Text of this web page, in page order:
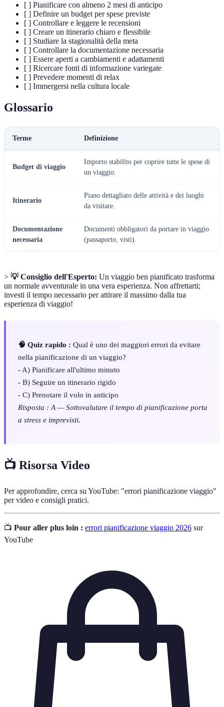
[ ] Pianificare con almeno 2 mesi di anticipo
[ ] Definire un budget per spese previste
[ ] Controllare e leggere le recensioni
[ ] Creare un itinerario chiaro e flessibile
[ ] Studiare la stagionalità della meta
[ ] Controllare la documentazione necessaria
[ ] Essere aperti a cambiamenti e adattamenti
[ ] Ricercare fonti di informazione variegate
[ ] Prevedere momenti di relax
[ ] Immergersi nella cultura locale
Glossario
Terme Definizione
Budget di viaggio
Importo stabilito per coprire tutte le spese di
un viaggio.
Itinerario
Piano dettagliato delle attività e dei luoghi
da visitare.
Documentazione
necessaria
Documenti obbligatori da portare in viaggio
(passaporto, visti).
> 💡 Consiglio dell'Esperto: Un viaggio ben pianificato trasforma
un normale avventurale in una vera esperienza. Non affrettarti;
investi il tempo necessario per attirare il massimo dalla tua
esperienza di viaggio!
🧠 Quiz rapido : Qual è uno dei maggiori errori da evitare
nella pianificazione di un viaggio?
- A) Pianificare all'ultimo minuto
- B) Seguire un itinerario rigido
- C) Prenotare il volo in anticipo
Risposta : A — Sottovalutare il tempo di pianificazione porta
a stress e imprevisti.
📺 Risorsa Video
Per approfondire, cerca su YouTube: "errori pianificazione viaggio"
per video e consigli pratici.
📺 Pour aller plus loin : errori pianificazione viaggio 2026 sur
YouTube